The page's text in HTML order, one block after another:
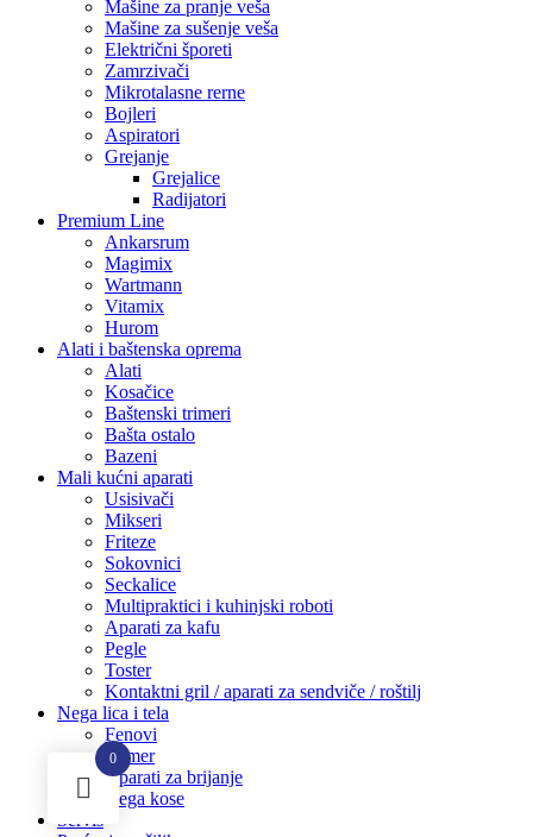
Mašine za pranje veša
Mašine za sušenje veša
Električni šporeti
Zamrzivači
Mikrotalasne rerne
Bojleri
Aspiratori
Grejanje
Grejalice
Radijatori
Premium Line
Ankarsrum
Magimix
Wartmann
Vitamix
Hurom
Alati i baštenska oprema
Alati
Kosačice
Baštenski trimeri
Bašta ostalo
Bazeni
Mali kućni aparati
Usisivači
Mikseri
Friteze
Sokovnici
Seckalice
Multipraktici i kuhinjski roboti
Aparati za kafu
Pegle
Toster
Kontaktni gril / aparati za sendviče / roštilj
Nega lica i tela
Fenovi
Trimer
Aparati za brijanje
Nega kose
Servis
0